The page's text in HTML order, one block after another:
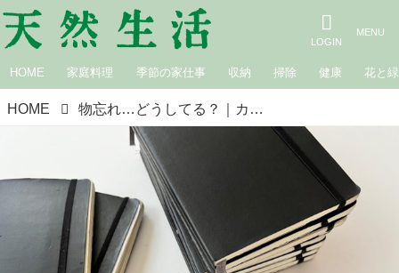
HOME 家庭料理 季節の家仕事 収納 掃除 健康 花と緑
HOME 物忘れ…どうしてる？｜カフェロッタ桜井かおりの雑記帖“楽しみは見つけるもの”